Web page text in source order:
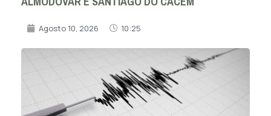
Agosto 10, 2026 10:25